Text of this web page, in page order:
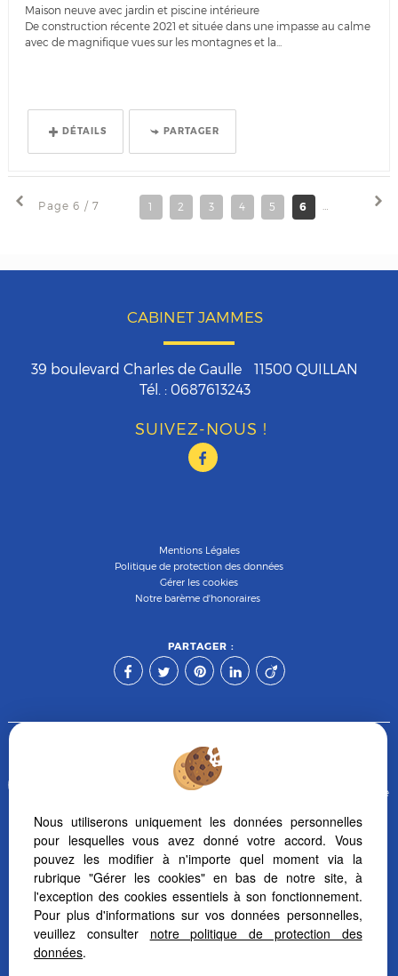
Maison neuve avec jardin et piscine intérieure
De construction récente 2021 et située dans une impasse au calme
avec de magnifique vues sur les montagnes et la...
DÉTAILS PARTAGER
Page 6 / 7 1 2 3 4 5 6
CABINET JAMMES
39 boulevard Charles de Gaulle 11500 QUILLAN
Tél. : 0687613243
SUIVEZ-NOUS !
Mentions Légales
Politique de protection des données
Gérer les cookies
Notre barème d'honoraires
PARTAGER :
Afin de vous offrir un confort de lecture permanent, depuis
votre PC, votre tablette ou votre smartphone, notre site s'adapte
Logiciel de transaction
Création site internet immobilier
Référencement site immobilier
Nous utiliserons uniquement les données personnelles
pour lesquelles vous avez donné votre accord. Vous
pouvez les modifier à n'importe quel moment via la
rubrique "Gérer les cookies" en bas de notre site, à
l'exception des cookies essentiels à son fonctionnement.
Pour plus d'informations sur vos données personnelles,
veuillez consulter notre politique de protection des
données.